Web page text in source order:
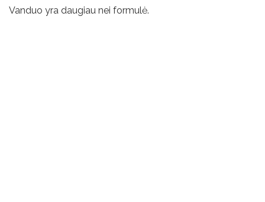
Vanduo yra daugiau nei formulė.